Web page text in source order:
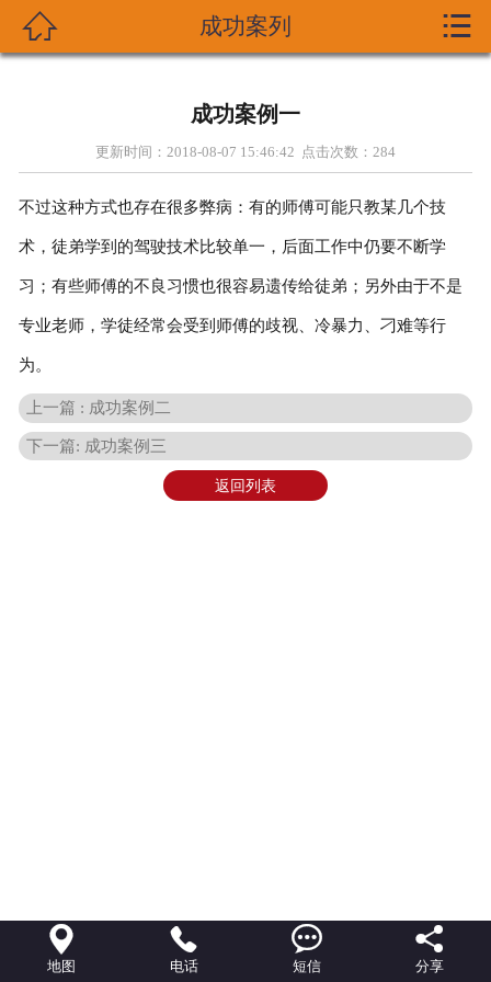
产品展示
新闻资讯
技术支持
资质荣誉
在线留言
 成功案列 
成功案例一
更新时间：2018-08-07 15:46:42 点击次数： 284
不过这种方式也存在很多弊病：有的师傅可能只教某几个技
术，徒弟学到的驾驶技术比较单一，后面工作中仍要不断学
习；有些师傅的不良习惯也很容易遗传给徒弟；另外由于不是
专业老师，学徒经常会受到师傅的歧视、冷暴力、刁难等行
为。
上一篇 : 成功案例二
下一篇: 成功案例三
返回列表

地图

电话

短信

分享